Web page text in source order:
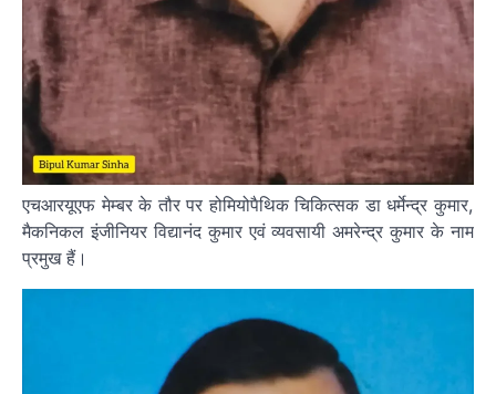
एचआरयूएफ मेम्बर के तौर पर होमियोपैथिक चिकित्सक डा धर्मेन्द्र कुमार,
मैकनिकल इंजीनियर विद्यानंद कुमार एवं व्यवसायी अमरेन्द्र कुमार के नाम
प्रमुख हैं।